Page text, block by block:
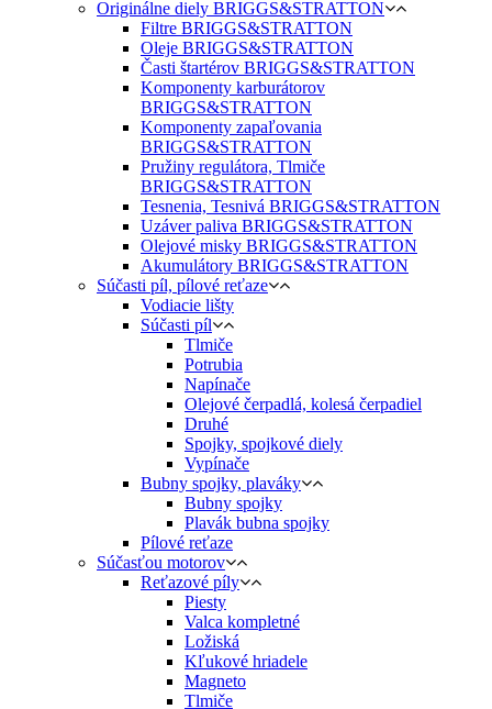
Originálne diely BRIGGS&STRATTON
Filtre BRIGGS&STRATTON
Oleje BRIGGS&STRATTON
Časti štartérov BRIGGS&STRATTON
Komponenty karburátorov
BRIGGS&STRATTON
Komponenty zapaľovania
BRIGGS&STRATTON
Pružiny regulátora, Tlmiče
BRIGGS&STRATTON
Tesnenia, Tesnivá BRIGGS&STRATTON
Uzáver paliva BRIGGS&STRATTON
Olejové misky BRIGGS&STRATTON
Akumulátory BRIGGS&STRATTON
Súčasti píl, pílové reťaze
Vodiacie lišty
Súčasti píl
Tlmiče
Potrubia
Napínače
Olejové čerpadlá, kolesá čerpadiel
Druhé
Spojky, spojkové diely
Vypínače
Bubny spojky, plaváky
Bubny spojky
Plavák bubna spojky
Pílové reťaze
Súčasťou motorov
Reťazové píly
Piesty
Valca kompletné
Ložiská
Kľukové hriadele
Magneto
Tlmiče